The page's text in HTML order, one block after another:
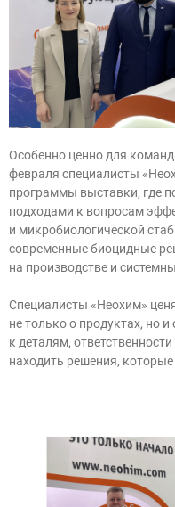
Особенно ценно для
февраля специалисты
программы выставки, где
подходами к вопросам
и микробиологической
современные биоцидные
на производстве и
Специалисты «Неохим»
не только о продуктах, но
к деталям,
находить решения,